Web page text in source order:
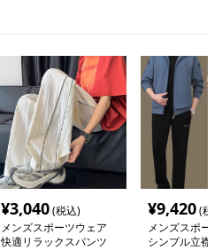
¥3,040(税込)
メンズスポーツウェア
快適リラックスパンツ
¥9,420(税
メンズスポー
シンプル立襟